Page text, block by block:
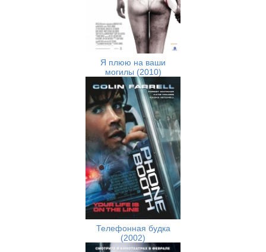
Я плюю на ваши
могилы (2010)
Телефонная будка
(2002)